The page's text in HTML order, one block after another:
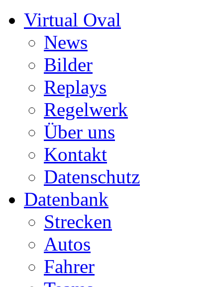
Virtual Oval
News
Bilder
Replays
Regelwerk
Über uns
Kontakt
Datenschutz
Datenbank
Strecken
Autos
Fahrer